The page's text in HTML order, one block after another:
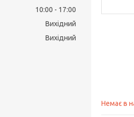
Немає в
10:00
17:00
Вихідний
Вихідний